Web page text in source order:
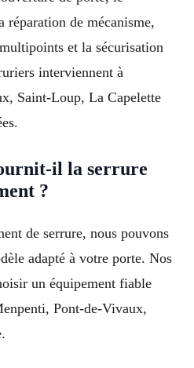
réparation de mécanisme,
et la sécurisation
interviennent à
Saint-Loup, La Capelette
il la serrure
?
de serrure, nous pouvons
adapté à votre porte. Nos
un équipement fiable
Pont-de-Vivaux,